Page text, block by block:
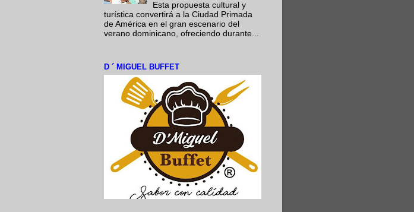
Esta propuesta cultural y
turística convertirá a la Ciudad Primada
de América en el gran escenario del
verano dominicano, ofreciendo durante...
D ´ MIGUEL BUFFET